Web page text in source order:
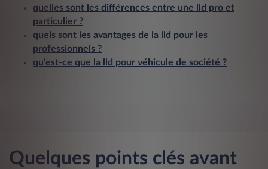
quelles sont les différences entre une lld pro et
particulier ?
quels sont les avantages de la lld pour les
professionnels ?
qu'est-ce que la lld pour véhicule de société ?
Quelques points clés avant